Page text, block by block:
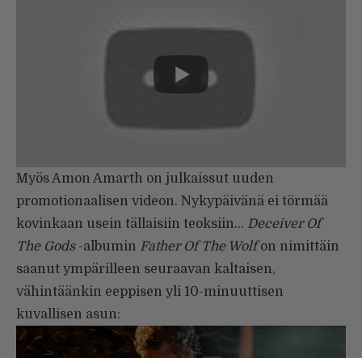
Myös Amon Amarth on julkaissut uuden
promotionaalisen videon. Nykypäivänä ei törmää
kovinkaan usein tällaisiin teoksiin… Deceiver Of
The Gods-albumin Father Of The Wolfon nimittäin
saanut ympärilleen seuraavan kaltaisen,
vähintäänkin eeppisen yli 10-minuuttisen
kuvallisen asun: